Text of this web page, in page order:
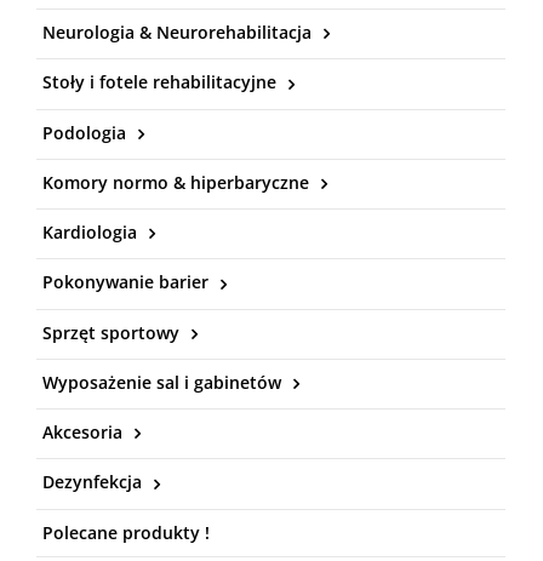
Neurologia & Neurorehabilitacja
Stoły i fotele rehabilitacyjne
Podologia
Komory normo & hiperbaryczne
Kardiologia
Pokonywanie barier
Sprzęt sportowy
Wyposażenie sal i gabinetów
Akcesoria
Dezynfekcja
Polecane produkty !